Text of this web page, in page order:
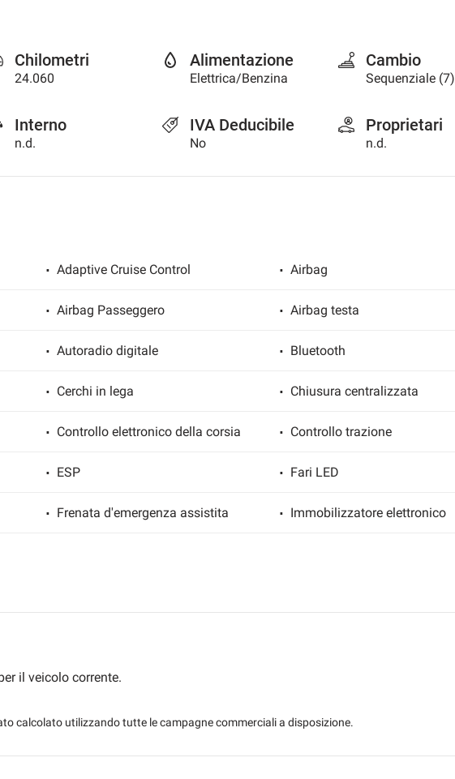
Chilometri
24.060
Alimentazione
Elettrica/Benzina
Cambio
Sequenziale (7)
Interno
n.d.
IVA Deducibile
No
Proprietari
n.d.
Adaptive Cruise Control Airbag
Airbag Passeggero Airbag testa
Autoradio digitale Bluetooth
Cerchi in lega Chiusura centralizzata
Controllo elettronico della corsia Controllo trazione
ESP Fari LED
Frenata d'emergenza assistita Immobilizzatore elettronico
il veicolo corrente.
calcolato utilizzando tutte le campagne commerciali a disposizione.